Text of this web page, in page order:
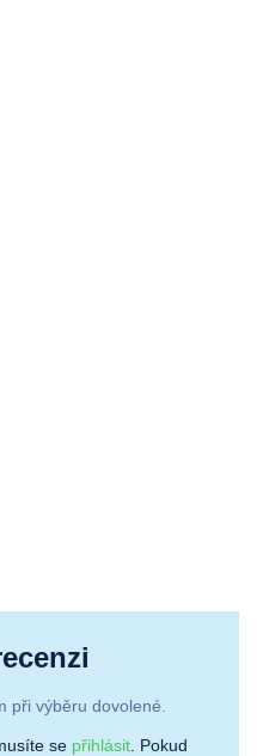
při výběru dovolené.
se přihlásit. Pokud